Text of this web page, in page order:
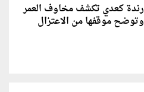
رندة كعدي تكشف مخاوف العمر
وتوضح موقفها من الاعتزال